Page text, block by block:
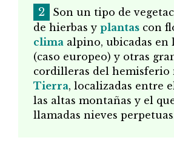
Son un tipo de
de hierbas y plantas con
clima alpino, ubicadas en
(caso europeo) y otras
cordilleras del hemisferio
Tierra, localizadas entre
las altas montañas y el
llamadas nieves